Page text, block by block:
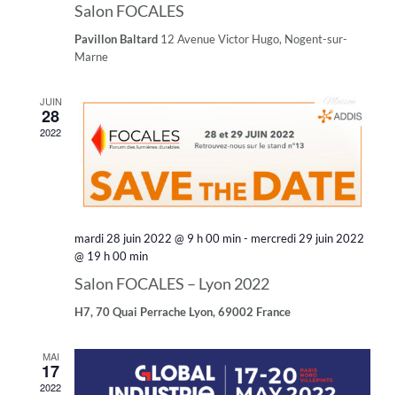
Salon FOCALES
Pavillon Baltard 12 Avenue Victor Hugo, Nogent-sur-
Marne
JUIN
28
2022
mardi 28 juin 2022 @ 9 h 00 min- mercredi 29 juin 2022
@ 19 h 00 min
Salon FOCALES – Lyon 2022
H7, 70 Quai Perrache Lyon, 69002 France
MAI
17
2022